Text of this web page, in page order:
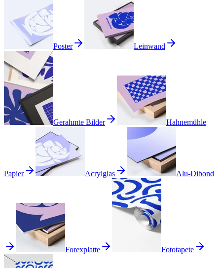
Poster Leinwand
Gerahmte Bilder Hahnemühle
Papier Acrylglas Alu-Dibond
Forexplatte Fototapete